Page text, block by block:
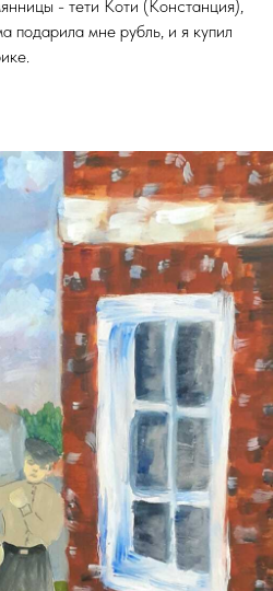
- тети Коти (Констанция),
мне рубль, и я купил